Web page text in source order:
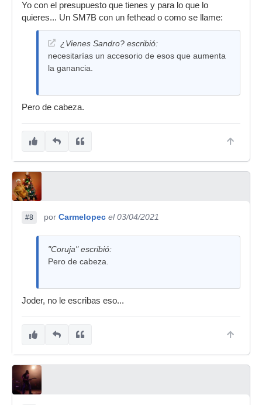
Yo con el presupuesto que tienes y para lo que lo
quieres... Un SM7B con un fethead o como se llame:
¿Vienes Sandro? escribió:
necesitarías un accesorio de esos que aumenta
la ganancia.
Pero de cabeza.
#8 por Carmelopec el 03/04/2021
"Coruja" escribió:
Pero de cabeza.
Joder, no le escribas eso...